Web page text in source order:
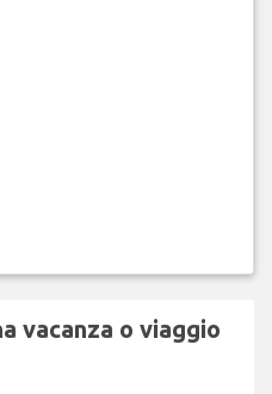
vacanza o viaggio